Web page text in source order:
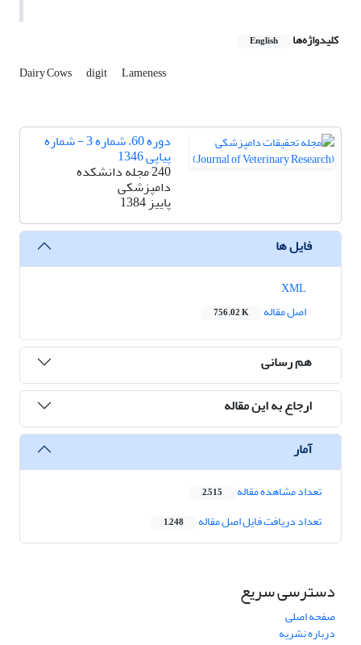
کلیدواژه‌ها English
Dairy Cows digit Lameness
دوره 60، شماره 3 - شماره
پیاپی 1346
240 مجله دانشکده
دامپزشکی
پاییز 1384
فایل ها
اصل مقاله
756.02 K
هم رسانی
ارجاع به این مقاله
آمار
تعداد مشاهده مقاله 2,515
تعداد دریافت فایل اصل مقاله 1,248
دسترسی سریع
صفحه اصلی
درباره نشریه